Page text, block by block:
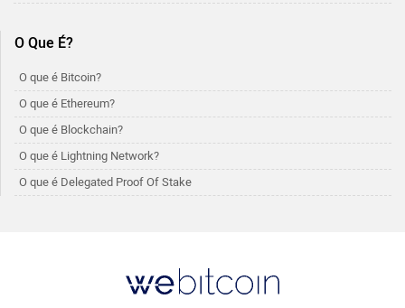
O Que É?
O que é Bitcoin?
O que é Ethereum?
O que é Blockchain?
O que é Lightning Network?
O que é Delegated Proof Of Stake